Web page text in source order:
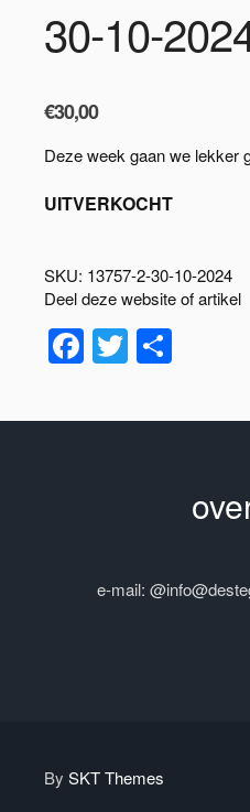
30-10-
€30,00
Deze week gaan we lekker
UITVERKOCHT
SKU: 13757-2-30-10-2024
Deel deze website of artikel
Facebook
Twitter
e-mail:
By SKT Themes